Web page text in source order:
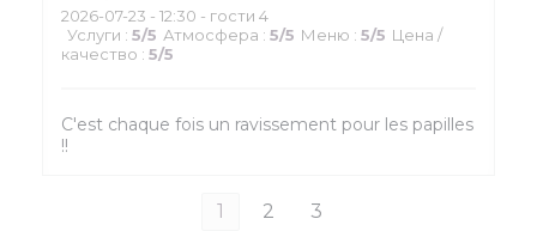
2026-07-23 - 12:30 - гости 4
Услуги : 5/5 Атмосфера : 5/5 Меню : 5/5 Цена /
качество : 5/5
C'est chaque fois un ravissement pour les papilles
!!
1 2 3